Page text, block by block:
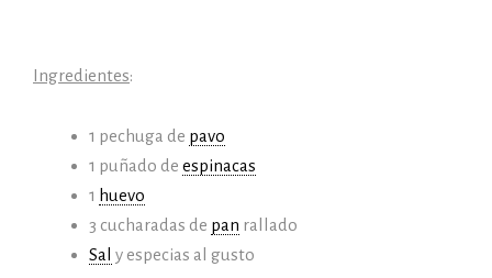
Ingredientes:
1 pechuga de pavo
1 puñado de espinacas
1 huevo
3 cucharadas de pan rallado
Sal y especias al gusto